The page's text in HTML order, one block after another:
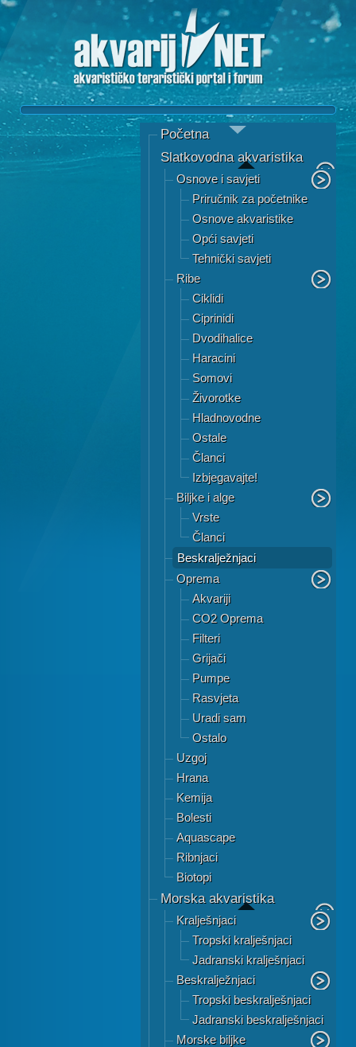
Početna
Slatkovodna akvaristika
Osnove i savjeti
Priručnik za početnike
Osnove akvaristike
Opći savjeti
Tehnički savjeti
Ribe
Ciklidi
Ciprinidi
Dvodihalice
Haracini
Somovi
Živorotke
Hladnovodne
Ostale
Članci
Izbjegavajte!
Biljke i alge
Vrste
Članci
Beskralježnjaci
Oprema
Akvariji
CO2 Oprema
Filteri
Grijači
Pumpe
Rasvjeta
Uradi sam
Ostalo
Uzgoj
Hrana
Kemija
Bolesti
Aquascape
Ribnjaci
Biotopi
Morska akvaristika
Kralješnjaci
Tropski kralješnjaci
Jadranski kralješnjaci
Beskralježnjaci
Tropski beskralješnjaci
Jadranski beskralješnjaci
Morske biljke